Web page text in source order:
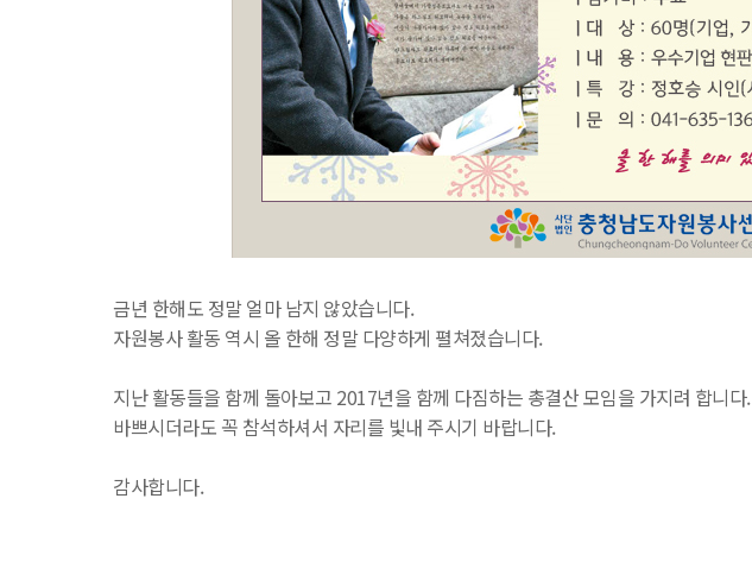
금년 한해도 정말 얼마 남지 않았습니다.
자원봉사 활동 역시 올 한해 정말 다양하게 펼쳐졌습니다.
지난 활동들을 함께 돌아보고 2017년을 함께 다짐하는 총결산 모임을 가지려 합니다.
바쁘시더라도 꼭 참석하셔서 자리를 빛내 주시기 바랍니다.
감사합니다.